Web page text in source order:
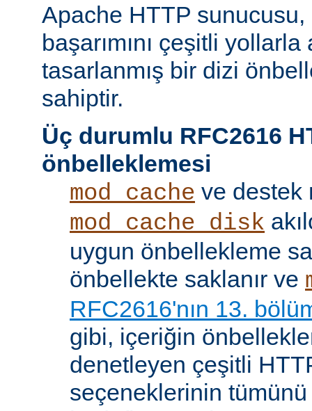
Apache HTTP
başarımını çeşitli
tasarlanmış bir dizi
sahiptir.
Üç durumlu RFC2616
önbelleklemesi
mod_cache ve destek
mod_cache_disk
uygun önbellekleme
önbellekte saklanır ve
RFC2616'nın 13.
gibi, içeriğin
denetleyen çeşitli
seçeneklerinin tümünü